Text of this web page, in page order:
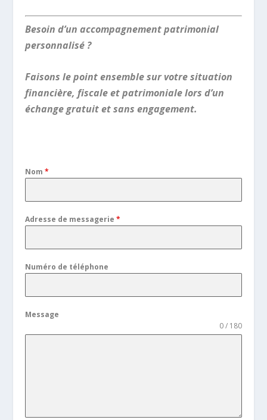
Besoin d’un accompagnement patrimonial
personnalisé ?
Faisons le point ensemble sur votre situation
financière, fiscale et patrimoniale lors d’un
échange gratuit et sans engagement.
Nom*
Adresse de messagerie*
Numéro de téléphone
Message
0 / 180